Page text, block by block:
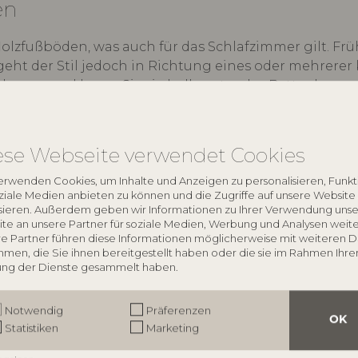
Webseite verwendet Cookies
Cookies, um Inhalte und Anzeigen zu personalisieren,
Medien anbieten zu können und die Zugriffe auf unsere Website
Außerdem geben wir Informationen zu Ihrer Verwendung
an unsere Partner für soziale Medien, Werbung und Analysen
Partner führen diese Informationen möglicherweise mit weiteren
die Sie ihnen bereitgestellt haben oder die sie im Rahmen
der Dienste gesammelt haben.
OK
Notwendig
Präferenzen
Statistiken
Marketing
was auch für das Schlafzimmer gilt.
der Stil jedoch in Richtung eines oder mehrerer
aus und legen Sie sie halb unter das Bett oder
angenehm, am Morgen mit nackten Füßen auf
im stilvollen Design
möglicherweise nicht ganz oben auf der
man sich ganz besonders gerne aufhält, wenn
dem Sie Parfum und Schmuck aufbewahren und
aufhängen, während Ringe und Ohrringe